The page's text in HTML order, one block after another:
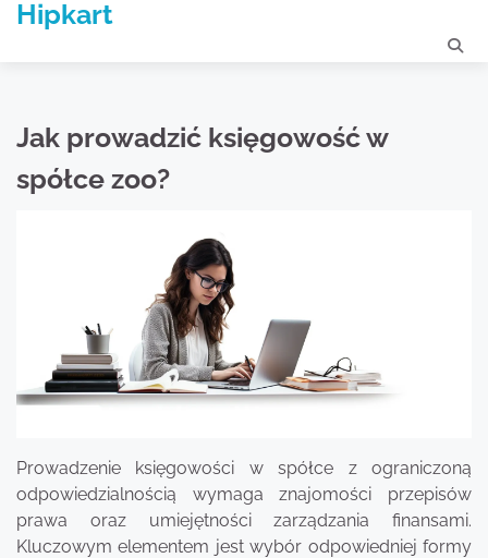
SkipHipkart
Jak prowadzić księgowość w
spółce zoo?
Prowadzenie księgowości w spółce z ograniczoną
odpowiedzialnością wymaga znajomości przepisów
prawa oraz umiejętności zarządzania finansami.
Kluczowym elementem jest wybór odpowiedniej formy